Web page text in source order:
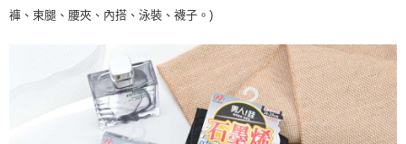
褲、束腿、腰夾、內搭、泳裝、襪子。)